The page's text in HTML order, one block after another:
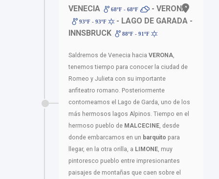
VENECIA 68ºF - 68ºF - VERONA
93ºF - 93ºF
- LAGO DE GARADA -
INNSBRUCK
88ºF - 91ºF
Saldremos de Venecia hacia VERONA,
tenemos tiempo para conocer la ciudad de
Romeo y Julieta con su importante
anfiteatro romano. Posteriormente
contorneamos el Lago de Garda, uno de los
más hermosos lagos Alpinos. Tiempo en el
hermoso pueblo de MALCECINE, desde
donde embarcamos en un barquito para
llegar, en la otra orilla, a LIMONE, muy
pintoresco pueblo entre impresionantes
paisajes de montañas que caen sobre el